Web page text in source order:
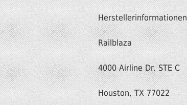
Herstellerinformationen
Railblaza
4000 Airline Dr. STE C
Houston, TX 77022